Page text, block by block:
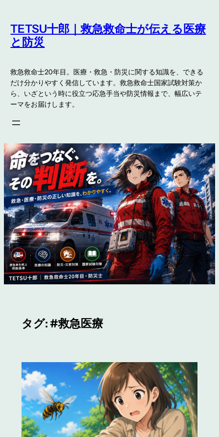
容
を
ス
ッ
プ
TETSU十郎｜救急救命士が伝える医療
と防災
救急救命士20年目。医療・救急・防災に関する知識を、できる
だけ分かりやすく発信しています。救急救命士国家試験対策か
ら、いざという時に役立つ応急手当や防災情報まで、幅広いテ
ーマをお届けします。
タグ:#救急医療